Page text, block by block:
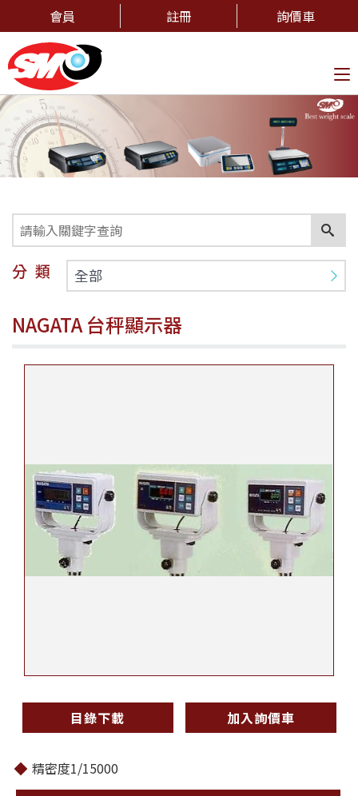
會員 註冊 詢價車
分類 全部
NAGATA 台秤顯示器
目錄下載 加入詢價車
精密度1/15000